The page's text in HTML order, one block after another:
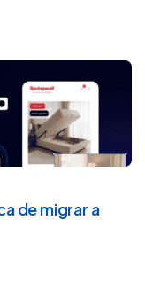
de migrar a